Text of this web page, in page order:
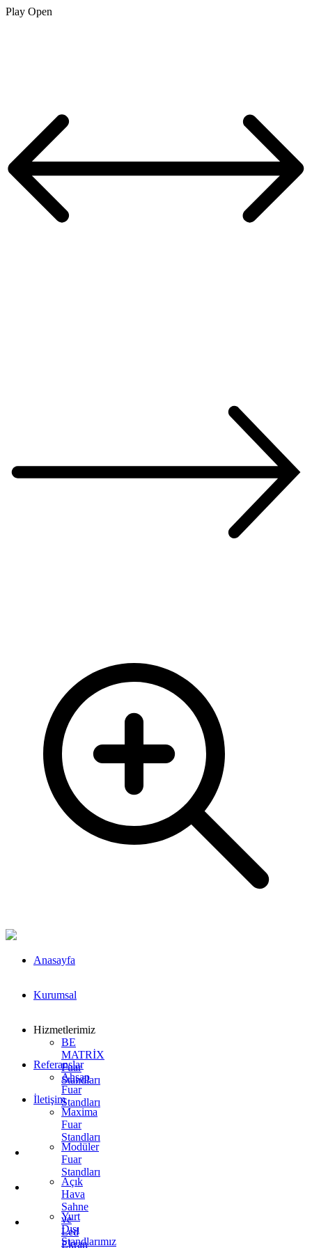
Play Open
Anasayfa
Kurumsal
Hizmetlerimiz
BE
MATRİX
Fuar
Standları
Ahşap
Fuar
Standları
Maxima
Fuar
Standları
Modüler
Fuar
Standları
Açık
Hava
Sahne
ve
Led
Ekran
Yurt
Dışı
Standlarımız
Referanslar
İletişim